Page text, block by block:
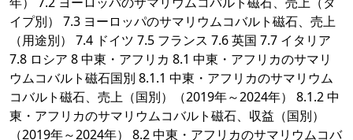
イプ別） 7.3 ヨーロッパのサマリウムコバルト磁石、売上
（用途別） 7.4 ドイツ 7.5 フランス 7.6 英国 7.7 イタリア
7.8 ロシア 8 中東・アフリカ 8.1 中東・アフリカのサマリ
ウムコバルト磁石国別 8.1.1 中東・アフリカのサマリウム
コバルト磁石、売上（国別）（2019年～2024年） 8.1.2 中
東・アフリカのサマリウムコバルト磁石、収益（国別）
（2019年～2024年） 8.2 中東・アフリカのサマリウムコバ